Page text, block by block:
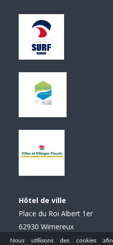
Hôtel de ville
Place du Roi Albert 1er
62930 Wimereux
Tél. : 03 21 99 85 85
Nous utilisons des cookies afin